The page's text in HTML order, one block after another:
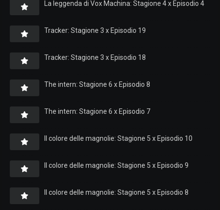
La leggenda di Vox Machina: Stagione 4 x Episodio 4
Tracker: Stagione 3 x Episodio 19
Tracker: Stagione 3 x Episodio 18
The intern: Stagione 6 x Episodio 8
The intern: Stagione 6 x Episodio 7
Il colore delle magnolie: Stagione 5 x Episodio 10
Il colore delle magnolie: Stagione 5 x Episodio 9
Il colore delle magnolie: Stagione 5 x Episodio 8